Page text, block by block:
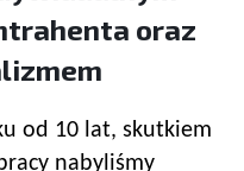
oraz
od 10 lat, skutkiem
nabyliśmy